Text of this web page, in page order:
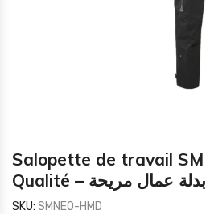
Salopette de travail
Qualité – بدلة عمال مريحة
SKU: SMNEO-HMD